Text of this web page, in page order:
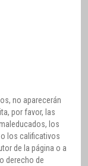
no aparecerán
por favor, las
los
los calificativos
de la página o a
derecho de